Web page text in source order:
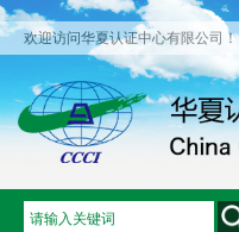
欢迎访问华夏认证中心有限公司！